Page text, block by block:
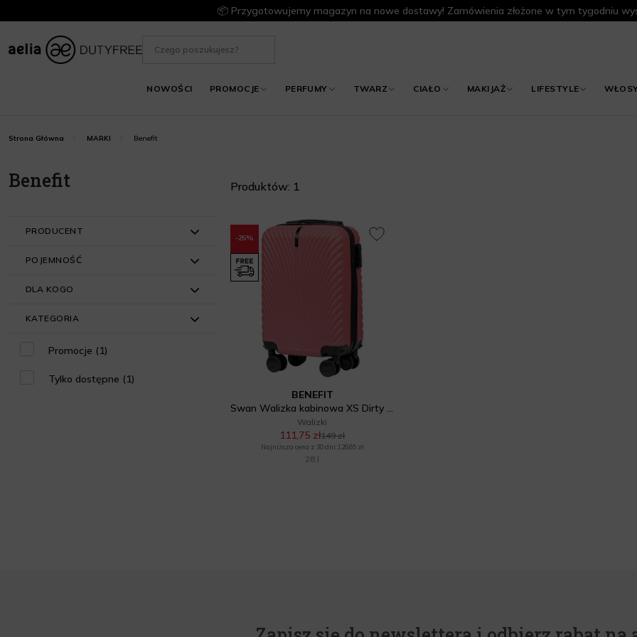
📦 Przygotowujemy magazyn na nowe dostawy! Zamówienia złożone w tym tygodniu
NOWOŚCI PROMOCJE PERFUMY TWARZ CIAŁO MAKIJAŻ LIFESTYLE
Strona Główna MARKI Benefit
Benefit
PRODUCENT
Wings (1)
POJEMNOŚĆ
21L - 30L (1)
DLA KOGO
Unisex (1)
KATEGORIA
Lifestyle (1)
Travel (1)
Promocje (1)
Tylko dostępne (1)
Produktów: 1
-25%
BENEFIT
Swan Walizka kabinowa XS Dirty Pink
Walizki
111,75 zł149 zł
Najniższa cena z 30 dni: 126,65 zł
28 l